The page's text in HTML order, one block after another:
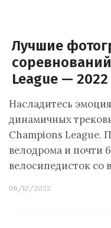
Лучшие
League — 2022
Насладитесь
динамичных
Champions League.
велодрома и почти
велосипедисток со
06/12/2022